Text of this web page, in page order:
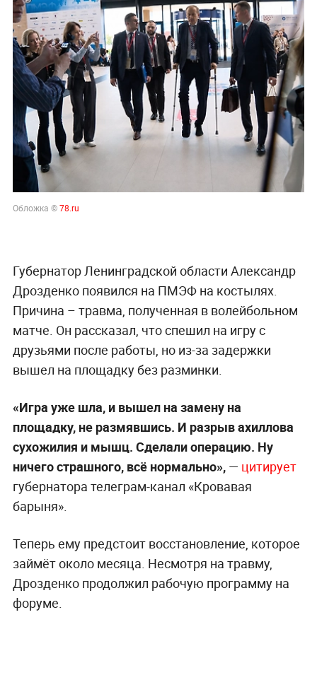
Обложка ©78.ru
Губернатор Ленинградской области Александр
Дрозденко появился на ПМЭФ на костылях.
Причина – травма, полученная в волейбольном
матче. Он рассказал, что спешил на игру с
друзьями после работы, но из-за задержки
вышел на площадку без разминки.
«Игра уже шла, и вышел на замену на
площадку, не размявшись. И разрыв ахиллова
сухожилия и мышц. Сделали операцию. Ну
ничего страшного, всё нормально», — цитирует
губернатора телеграм-канал «Кровавая
барыня».
Теперь ему предстоит восстановление, которое
займёт около месяца. Несмотря на травму,
Дрозденко продолжил рабочую программу на
форуме.